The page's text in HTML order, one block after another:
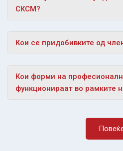
СКСМ?
Кои се придобивките од
Кои форми на
функционираат во рамките